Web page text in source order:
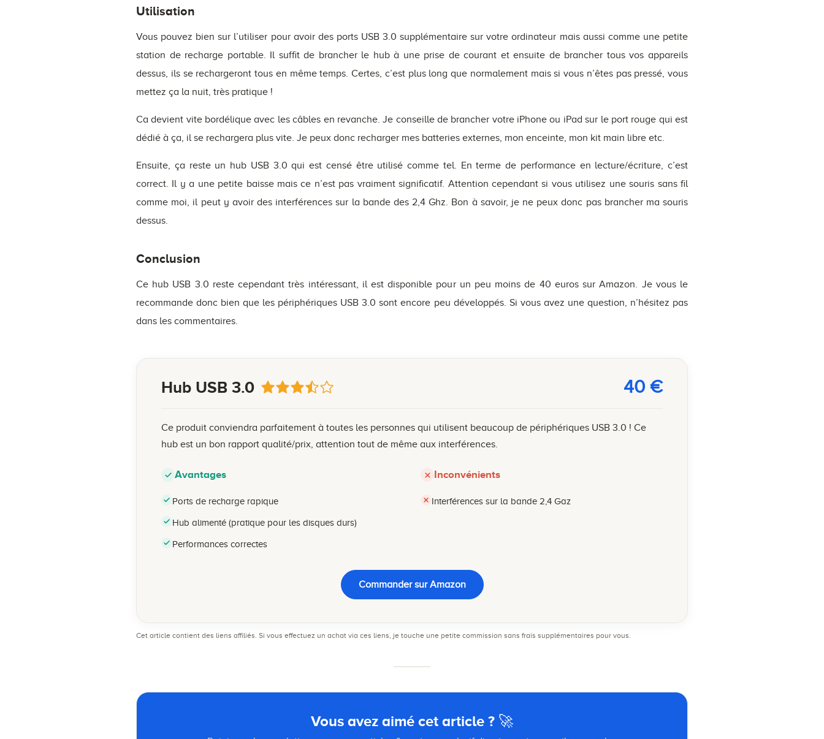
Utilisation
Vous pouvez bien sur l’utiliser pour avoir des ports USB 3.0 supplémentaire sur votre ordinateur mais aussi comme une petite
station de recharge portable. Il suffit de brancher le hub à une prise de courant et ensuite de brancher tous vos appareils
dessus, ils se rechargeront tous en même temps. Certes, c’est plus long que normalement mais si vous n’êtes pas pressé, vous
mettez ça la nuit, très pratique !
Ca devient vite bordélique avec les câbles en revanche. Je conseille de brancher votre iPhone ou iPad sur le port rouge qui est
dédié à ça, il se rechargera plus vite. Je peux donc recharger mes batteries externes, mon enceinte, mon kit main libre etc.
Ensuite, ça reste un hub USB 3.0 qui est censé être utilisé comme tel. En terme de performance en lecture/écriture, c’est
correct. Il y a une petite baisse mais ce n’est pas vraiment significatif. Attention cependant si vous utilisez une souris sans fil
comme moi, il peut y avoir des interférences sur la bande des 2,4 Ghz. Bon à savoir, je ne peux donc pas brancher ma souris
dessus.
Conclusion
Ce hub USB 3.0 reste cependant très intéressant, il est disponible pour un peu moins de 40 euros sur Amazon. Je vous le
recommande donc bien que les périphériques USB 3.0 sont encore peu développés. Si vous avez une question, n’hésitez pas
dans les commentaires.
Hub USB 3.0 40 €
Ce produit conviendra parfaitement à toutes les personnes qui utilisent beaucoup de périphériques USB 3.0 ! Ce
hub est un bon rapport qualité/prix, attention tout de même aux interférences.
Avantages
Ports de recharge rapique
Hub alimenté (pratique pour les disques durs)
Performances correctes
Inconvénients
Interférences sur la bande 2,4 Gaz
Commander sur Amazon
Cet article contient des liens affiliés. Si vous effectuez un achat via ces liens, je touche une petite commission sans frais supplémentaires pour vous.
Vous avez aimé cet article ? 🚀